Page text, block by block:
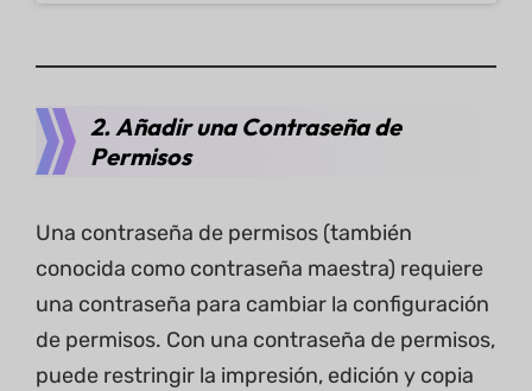
2. Añadir una Contraseña de
Permisos
Una contraseña de permisos (también
conocida como contraseña maestra) requiere
una contraseña para cambiar la configuración
de permisos. Con una contraseña de permisos,
puede restringir la impresión, edición y copia